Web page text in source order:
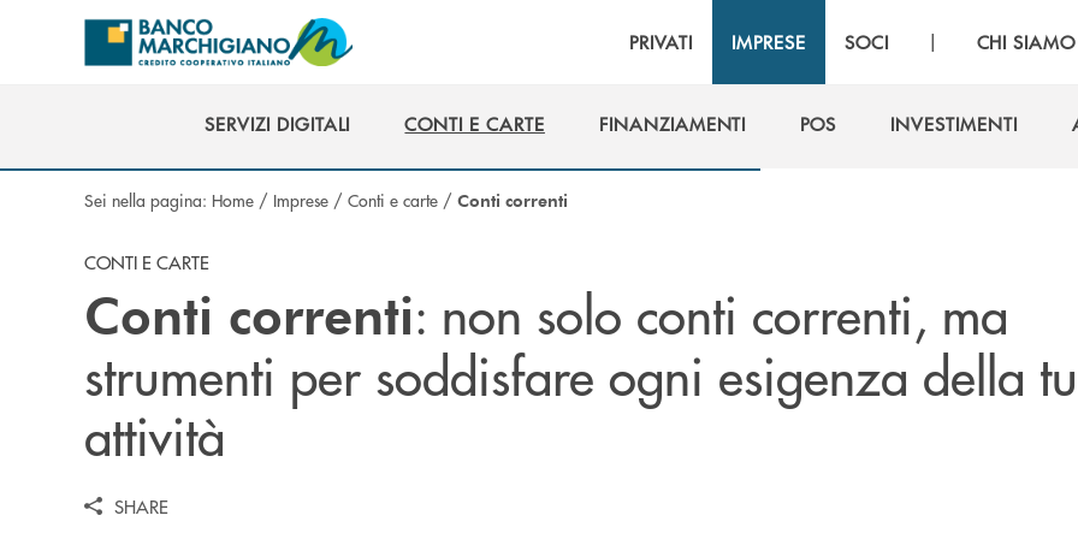
Salta al contenuto principale
PRIVATI IMPRESE SOCI | CHI SIAMO
SERVIZI DIGITALI
CONTI E CARTE
FINANZIAMENTI
POS
INVESTIMENTI
Sei nella pagina: Home / Imprese / Conti e carte / Conti correnti
CONTI E CARTE
Conti correnti: non solo conti correnti, ma
strumenti per soddisfare ogni esigenza della
attività
SHARE